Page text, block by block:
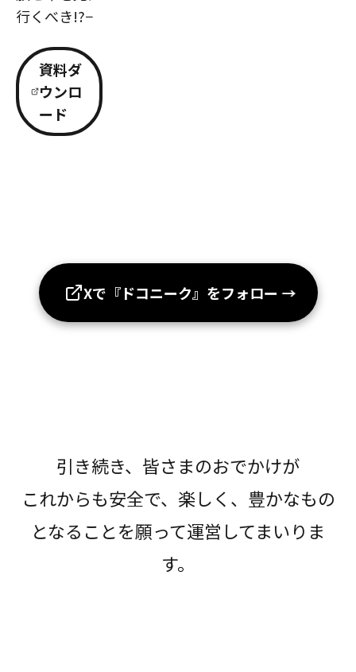
行くべき!?−
資料ダ
ウンロ
ード
Xで『ドコニーク』をフォロー →
引き続き、皆さまのおでかけが
これからも安全で、楽しく、豊かなもの
となることを願って運営してまいりま
す。